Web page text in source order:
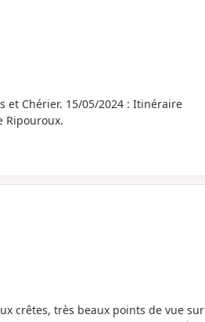
: Itinéraire
Ripouroux.
crêtes, très beaux points de vue sur